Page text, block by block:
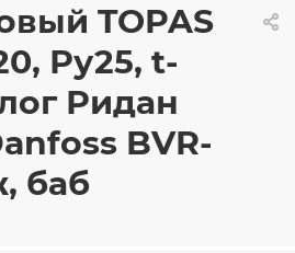
TOPAS
Ру25, t-
Ридан
BVR-
баб